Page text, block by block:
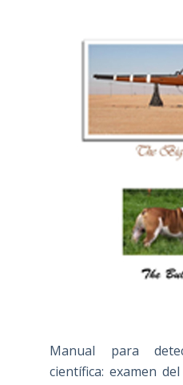
Manual para
científica: examen